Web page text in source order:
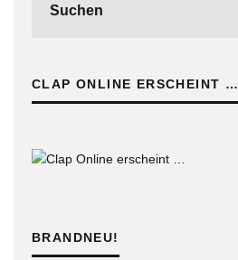
CLAP ONLINE ERSCHEINT …
BRANDNEU!